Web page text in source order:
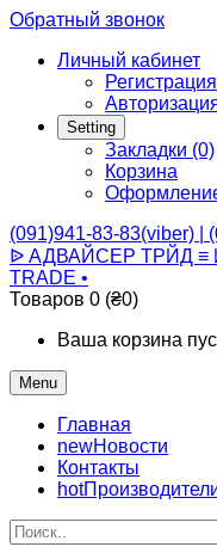
Обратный звонок
Личный кабинет
Регистрация
Setting
Закладки (0)
Корзина
(091)941-83-83(viber) |
ᐉ АДВАЙСЕР ТРЙД ≡
TRADE •
Товаров 0 (₴0)
Ваша корзина
Menu
Главная
newНовости
Контакты
hot